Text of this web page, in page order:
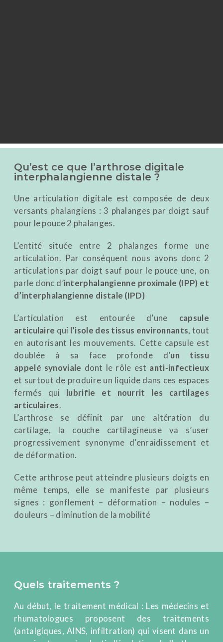
Qu’est ce que l’arthrose digitale
interphalangienne distale ?
Une articulation digitale est composée de deux
versants phalangiens : 3 phalanges par doigt sauf
pour le pouce 2 phalanges.
L’entité située entre 2 phalanges forme une
articulation. Par conséquent nous avons donc 2
articulations par doigt sauf pour le pouce une, on
parle donc d’interphalangienne proximale (IPP) et
d’interphalangienne distale (IPD)
L’articulation est entourée d’une capsule
articulaire qui l’isole des tissus environnants, tout
en autorisant les mouvements. Cette capsule est
doublée à sa face profonde d’un tissu
appelé synoviale dont le rôle est anti-infectieux
et surtout de produire un liquide dans ces espaces
fermés qui lubrifie et nourrit les cartilages
articulaires.
L’arthrose se définit par une altération du
cartilage, la couche cartilagineuse va s’user
progressivement synonyme d’enraidissement et
de déformation.
Cette arthrose peut atteindre plusieurs doigts en
même temps, elle se manifeste par plusieurs
signes : gonflement – déformation – nodules –
douleurs – diminution de la mobilité
Quels traitements ?
Au début, le traitement médical : Les médecins et
rhumatologues proposent des traitements
(antalgiques, AINS, infiltration) qui visent dans un